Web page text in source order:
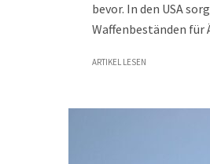
bevor. In den USA
Waffenbeständen für
ARTIKEL LESEN